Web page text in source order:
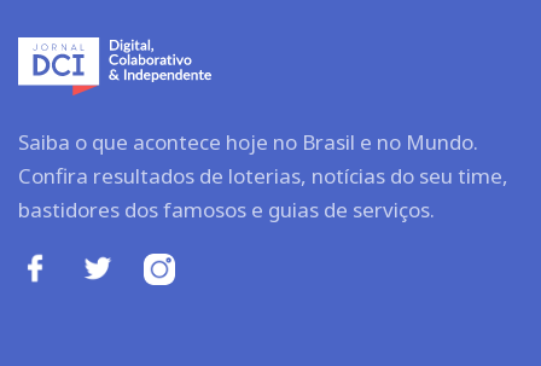
Saiba o que acontece hoje no Brasil e no Mundo.
Confira resultados de loterias, notícias do seu time,
bastidores dos famosos e guias de serviços.